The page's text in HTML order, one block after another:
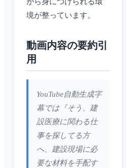
境が整っています。
動画内容の要約引
用
YouTube自動生成字
幕では『そう、建
設医療に関わる仕
事を探してる方
へ、建設現場に必
要な材料を手配す